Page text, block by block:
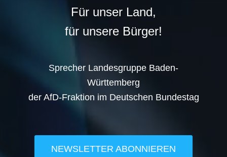
Für unser Land,
für unsere Bürger!
Sprecher Landesgruppe Baden-
Württemberg
der AfD-Fraktion im Deutschen Bundestag
NEWSLETTER ABONNIEREN